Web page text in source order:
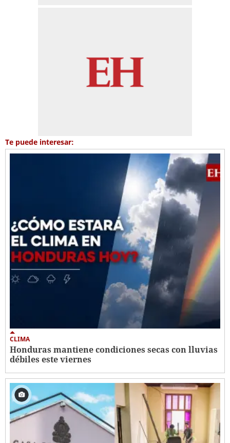
Te puede interesar:
CLIMA
Honduras mantiene condiciones secas con lluvias
débiles este viernes